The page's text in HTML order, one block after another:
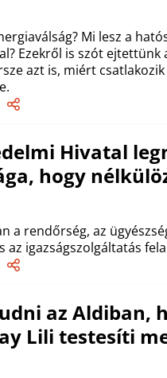
Mi lesz a
Ezekről is szót ejtettünk
azt is, miért csatlakozik
Hivatal
hogy
a rendőrség, az
az igazságszolgáltatás
az Aldiban,
Lili testesíti